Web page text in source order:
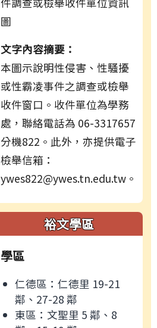
文字內容摘要：
本圖示說明性侵害、性騷擾
或性霸凌事件之調查或檢舉
收件窗口。收件單位為學務
處，聯絡電話為 06-3317657
分機822。此外，亦提供電子
檢舉信箱：
ywes822@ywes.tn.edu.tw。
裕文學區
學區
仁德區：仁德里 19-21
鄰、27-28 鄰
東區：文聖里 5 鄰、8